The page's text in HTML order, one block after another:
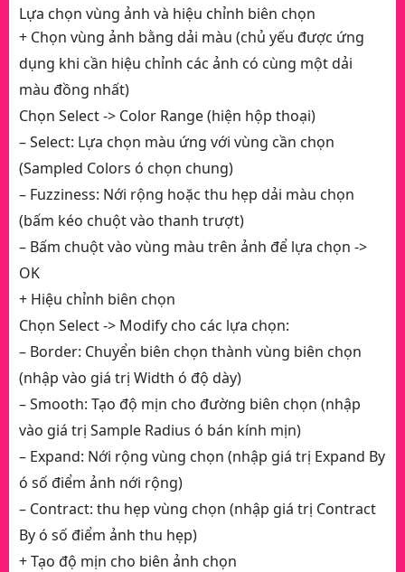
Lựa chọn vùng ảnh và hiệu chỉnh biên chọn
+ Chọn vùng ảnh bằng dải màu (chủ yếu được ứng
dụng khi cần hiệu chỉnh các ảnh có cùng một dải
màu đồng nhất)
Chọn Select -> Color Range (hiện hộp thoại)
– Select: Lựa chọn màu ứng với vùng cần chọn
(Sampled Colors ó chọn chung)
– Fuzziness: Nới rộng hoặc thu hẹp dải màu chọn
(bấm kéo chuột vào thanh trượt)
– Bấm chuột vào vùng màu trên ảnh để lựa chọn ->
OK
+ Hiệu chỉnh biên chọn
Chọn Select -> Modify cho các lựa chọn:
– Border: Chuyển biên chọn thành vùng biên chọn
(nhập vào giá trị Width ó độ dày)
– Smooth: Tạo độ mịn cho đường biên chọn (nhập
vào giá trị Sample Radius ó bán kính mịn)
– Expand: Nới rộng vùng chọn (nhập giá trị Expand By
ó số điểm ảnh nới rộng)
– Contract: thu hẹp vùng chọn (nhập giá trị Contract
By ó số điểm ảnh thu hẹp)
+ Tạo độ mịn cho biên ảnh chọn